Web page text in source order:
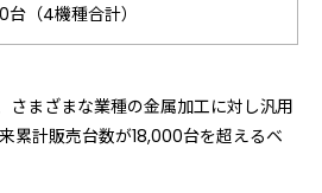
（4機種合計）
まざまな業種の金属加工に対し汎用
累計販売台数が18,000台を超えるベ